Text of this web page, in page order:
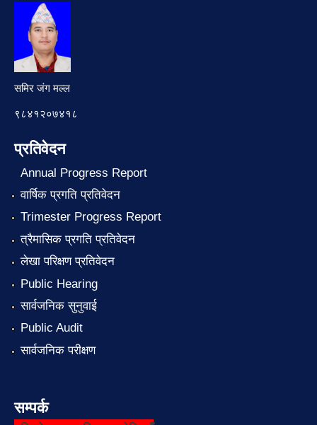
समिर जंग मल्ल
९८४१२०७४१८
प्रतिवेदन
Annual Progress Report
वार्षिक प्रगति प्रतिवेदन
Trimester Progress Report
त्रैमासिक प्रगति प्रतिवेदन
लेखा परिक्षण प्रतिवेदन
Public Hearing
सार्वजनिक सुनुवाई
Public Audit
सार्वजनिक परीक्षण
सम्पर्क